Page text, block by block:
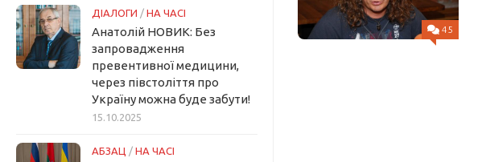
45
ДІАЛОГИ / НА ЧАСІ
Анатолій НОВИК: Без
запровадження
превентивної медицини,
через півстоліття про
Україну можна буде забути!
15.10.2025
АБЗАЦ / НА ЧАСІ